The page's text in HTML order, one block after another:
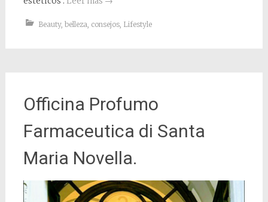
Beauty, belleza consejos, Lifestyle
Officina Profumo
Farmaceutica di Santa
Maria Novella.